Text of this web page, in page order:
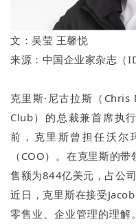
文：吴莹 王馨悦
来源：中国企业家杂志（
克里斯·尼古拉斯（
Club）的总裁兼首席执
前，克里斯曾担任沃尔
（COO）。在克里斯的
售额为844亿美元，占公
近日，克里斯在接受
零售业、企业管理的理